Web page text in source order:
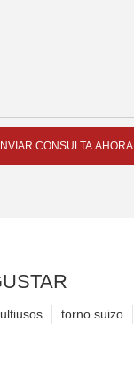
CONSULTA AHORA
torno suizo